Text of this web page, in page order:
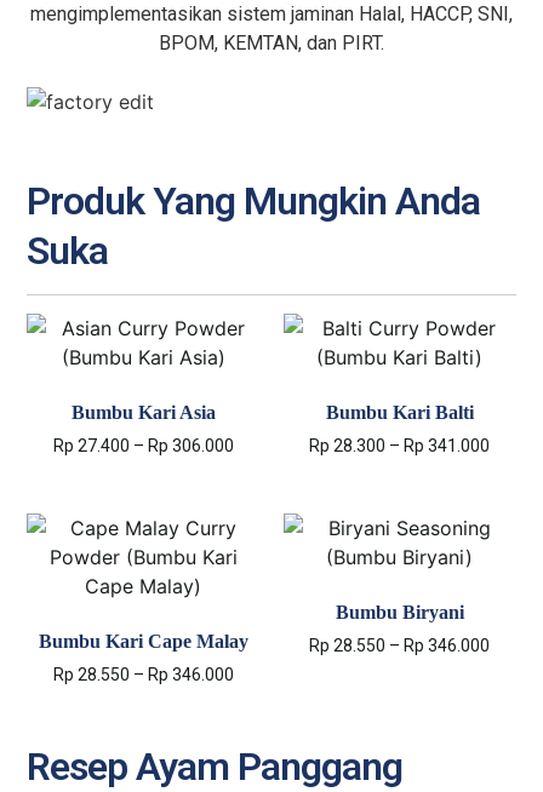
mengimplementasikan sistem jaminan Halal, HACCP, SNI,
BPOM, KEMTAN, dan PIRT.
Produk Yang Mungkin Anda
Suka
Bumbu Kari Asia
Rp 27.400 – Rp 306.000
Bumbu Kari Balti
Rp 28.300 – Rp 341.000
Bumbu Kari Cape Malay
Rp 28.550 – Rp 346.000
Bumbu Biryani
Rp 28.550 – Rp 346.000
Resep Ayam Panggang